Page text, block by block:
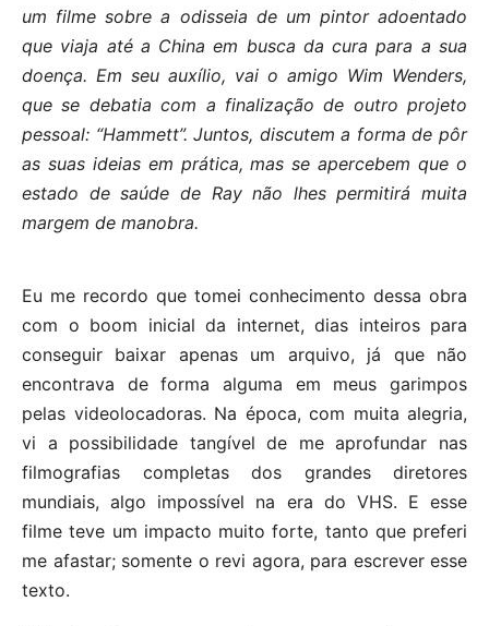
um filme sobre a odisseia de um pintor adoentado
que viaja até a China em busca da cura para a sua
doença. Em seu auxílio, vai o amigo Wim Wenders,
que se debatia com a finalização de outro projeto
pessoal: “Hammett”. Juntos, discutem a forma de pôr
as suas ideias em prática, mas se apercebem que o
estado de saúde de Ray não lhes permitirá muita
margem de manobra.
Eu me recordo que tomei conhecimento dessa obra
com o boom inicial da internet, dias inteiros para
conseguir baixar apenas um arquivo, já que não
encontrava de forma alguma em meus garimpos
pelas videolocadoras. Na época, com muita alegria,
vi a possibilidade tangível de me aprofundar nas
filmografias completas dos grandes diretores
mundiais, algo impossível na era do VHS. E esse
filme teve um impacto muito forte, tanto que preferi
me afastar; somente o revi agora, para escrever esse
texto.